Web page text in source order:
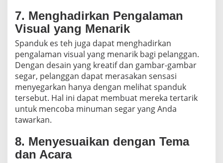
7. Menghadirkan Pengalaman
Visual yang Menarik
Spanduk es teh juga dapat menghadirkan
pengalaman visual yang menarik bagi pelanggan.
Dengan desain yang kreatif dan gambar-gambar
segar, pelanggan dapat merasakan sensasi
menyegarkan hanya dengan melihat spanduk
tersebut. Hal ini dapat membuat mereka tertarik
untuk mencoba minuman segar yang Anda
tawarkan.
8. Menyesuaikan dengan Tema
dan Acara